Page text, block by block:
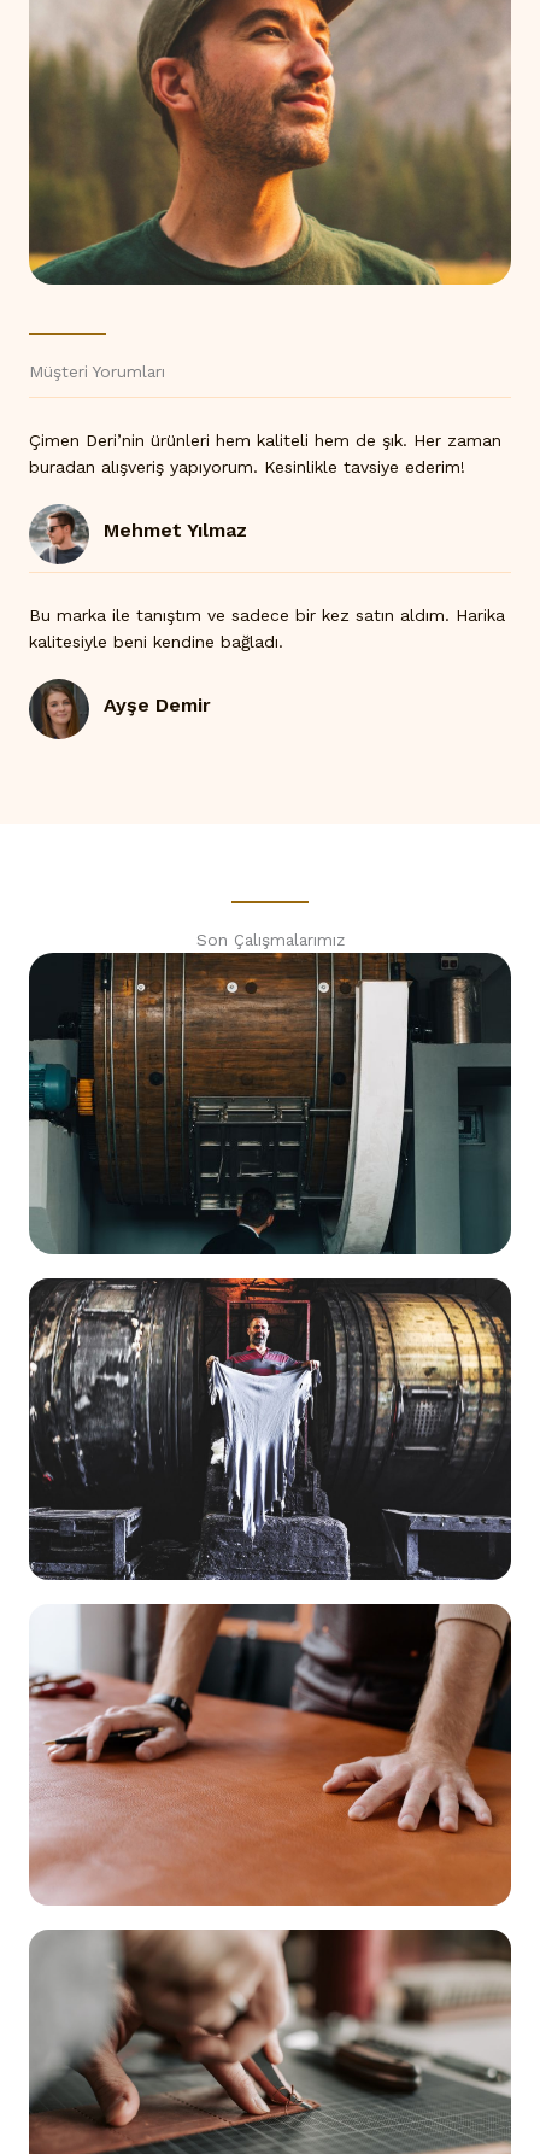
Müşteri Yorumları
Çimen Deri’nin ürünleri hem kaliteli hem de şık. Her zaman
buradan alışveriş yapıyorum. Kesinlikle tavsiye ederim!
Mehmet Yılmaz
Bu marka ile tanıştım ve sadece bir kez satın aldım. Harika
kalitesiyle beni kendine bağladı.
Ayşe Demir
Son Çalışmalarımız